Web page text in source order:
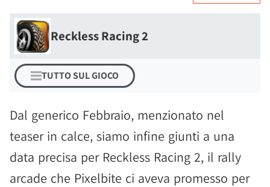
Reckless Racing 2
TUTTO SUL GIOCO
Dal generico Febbraio, menzionato nel
teaser in calce, siamo infine giunti a una
data precisa per Reckless Racing 2, il rally
arcade che Pixelbite ci aveva promesso per